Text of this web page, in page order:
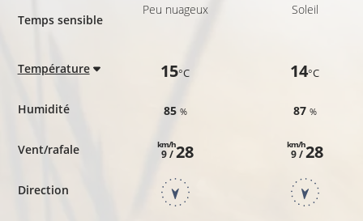
Temps sensible
Température
Humidité
Vent/rafale
Direction
Peu nuageux
15°C
85 %
9 /
km/h28
Soleil
14°C
87 %
9 /
km/h28